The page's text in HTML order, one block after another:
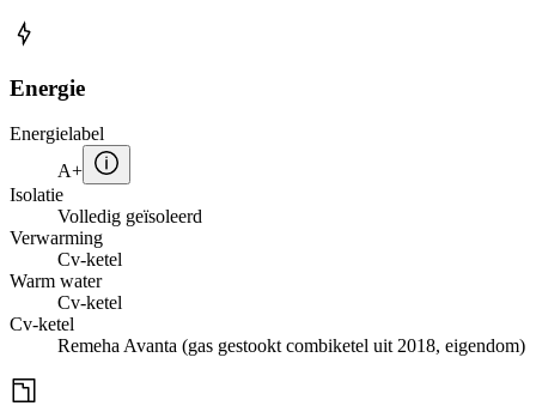
Energie
Energielabel
A+
Isolatie
Volledig geïsoleerd
Verwarming
Cv-ketel
Warm water
Cv-ketel
Cv-ketel
Remeha Avanta (gas gestookt combiketel uit 2018, eigendom)